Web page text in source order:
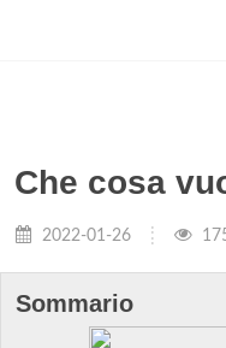
Che cosa
2022-01-26
Sommario